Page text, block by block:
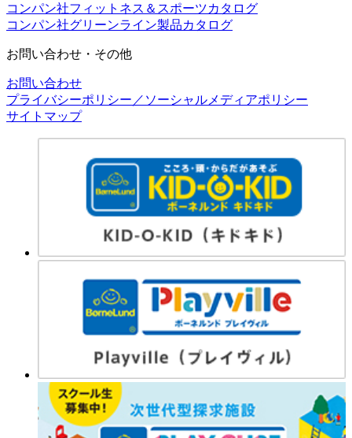
コンパン社フィットネス＆スポーツカタログ
コンパン社グリーンライン製品カタログ
お問い合わせ・その他
お問い合わせ
プライバシーポリシー／ソーシャルメディアポリシー
サイトマップ